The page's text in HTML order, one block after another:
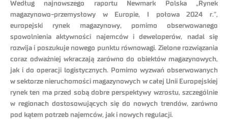
Według najnowszego raportu Newmark Polska „Rynek
magazynowo-przemysłowy w Europie, I połowa 2024 r.”,
europejski rynek magazynowy, pomimo obserwowanego
spowolnienia aktywności najemców i deweloperów, nadal się
rozwija i poszukuje nowego punktu równowagi. Zielone rozwiązania
coraz odważniej wkraczają zarówno do obiektów magazynowych,
jak i do operacji logistycznych. Pomimo wyzwań obserwowanych
w sektorze nieruchomości magazynowych w całej Unii Europejskiej
rynek ten ma przed sobą dobre perspektywy wzrostu, szczególnie
w regionach dostosowujących się do nowych trendów, zarówno
pod kątem potrzeb najemców, jak i nowych regulacji.